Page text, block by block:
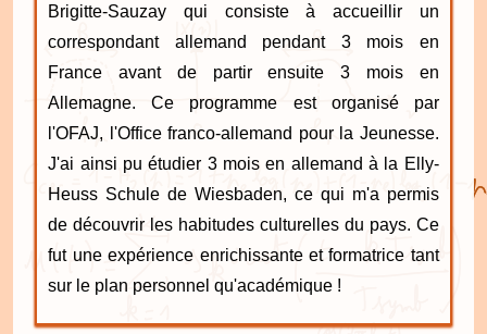
Brigitte-Sauzay qui consiste à accueillir un
correspondant allemand pendant 3 mois en
France avant de partir ensuite 3 mois en
Allemagne. Ce programme est organisé par
l'OFAJ, l'Office franco-allemand pour la Jeunesse.
J'ai ainsi pu étudier 3 mois en allemand à la Elly-
Heuss Schule de Wiesbaden, ce qui m'a permis
de découvrir les habitudes culturelles du pays. Ce
fut une expérience enrichissante et formatrice tant
sur le plan personnel qu'académique !